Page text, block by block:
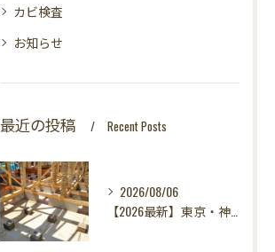
カビ検査
お知らせ
最近の投稿 Recent Posts
2026/08/06